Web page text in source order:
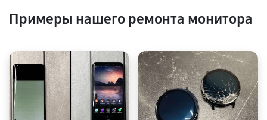
Примеры нашего ремонта монитора